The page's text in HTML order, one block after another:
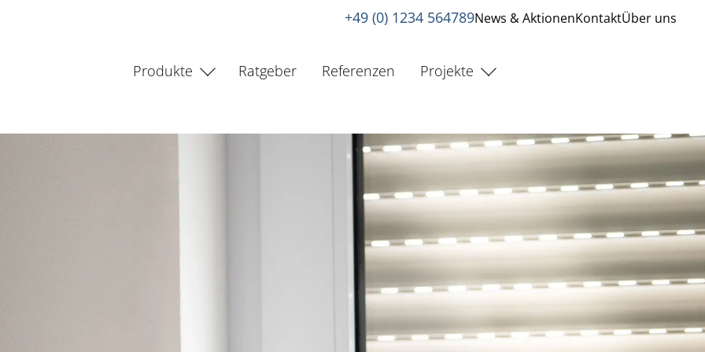
+49 (0) 1234 564789News & AktionenKontaktÜber uns
Produkte Ratgeber Referenzen Projekte